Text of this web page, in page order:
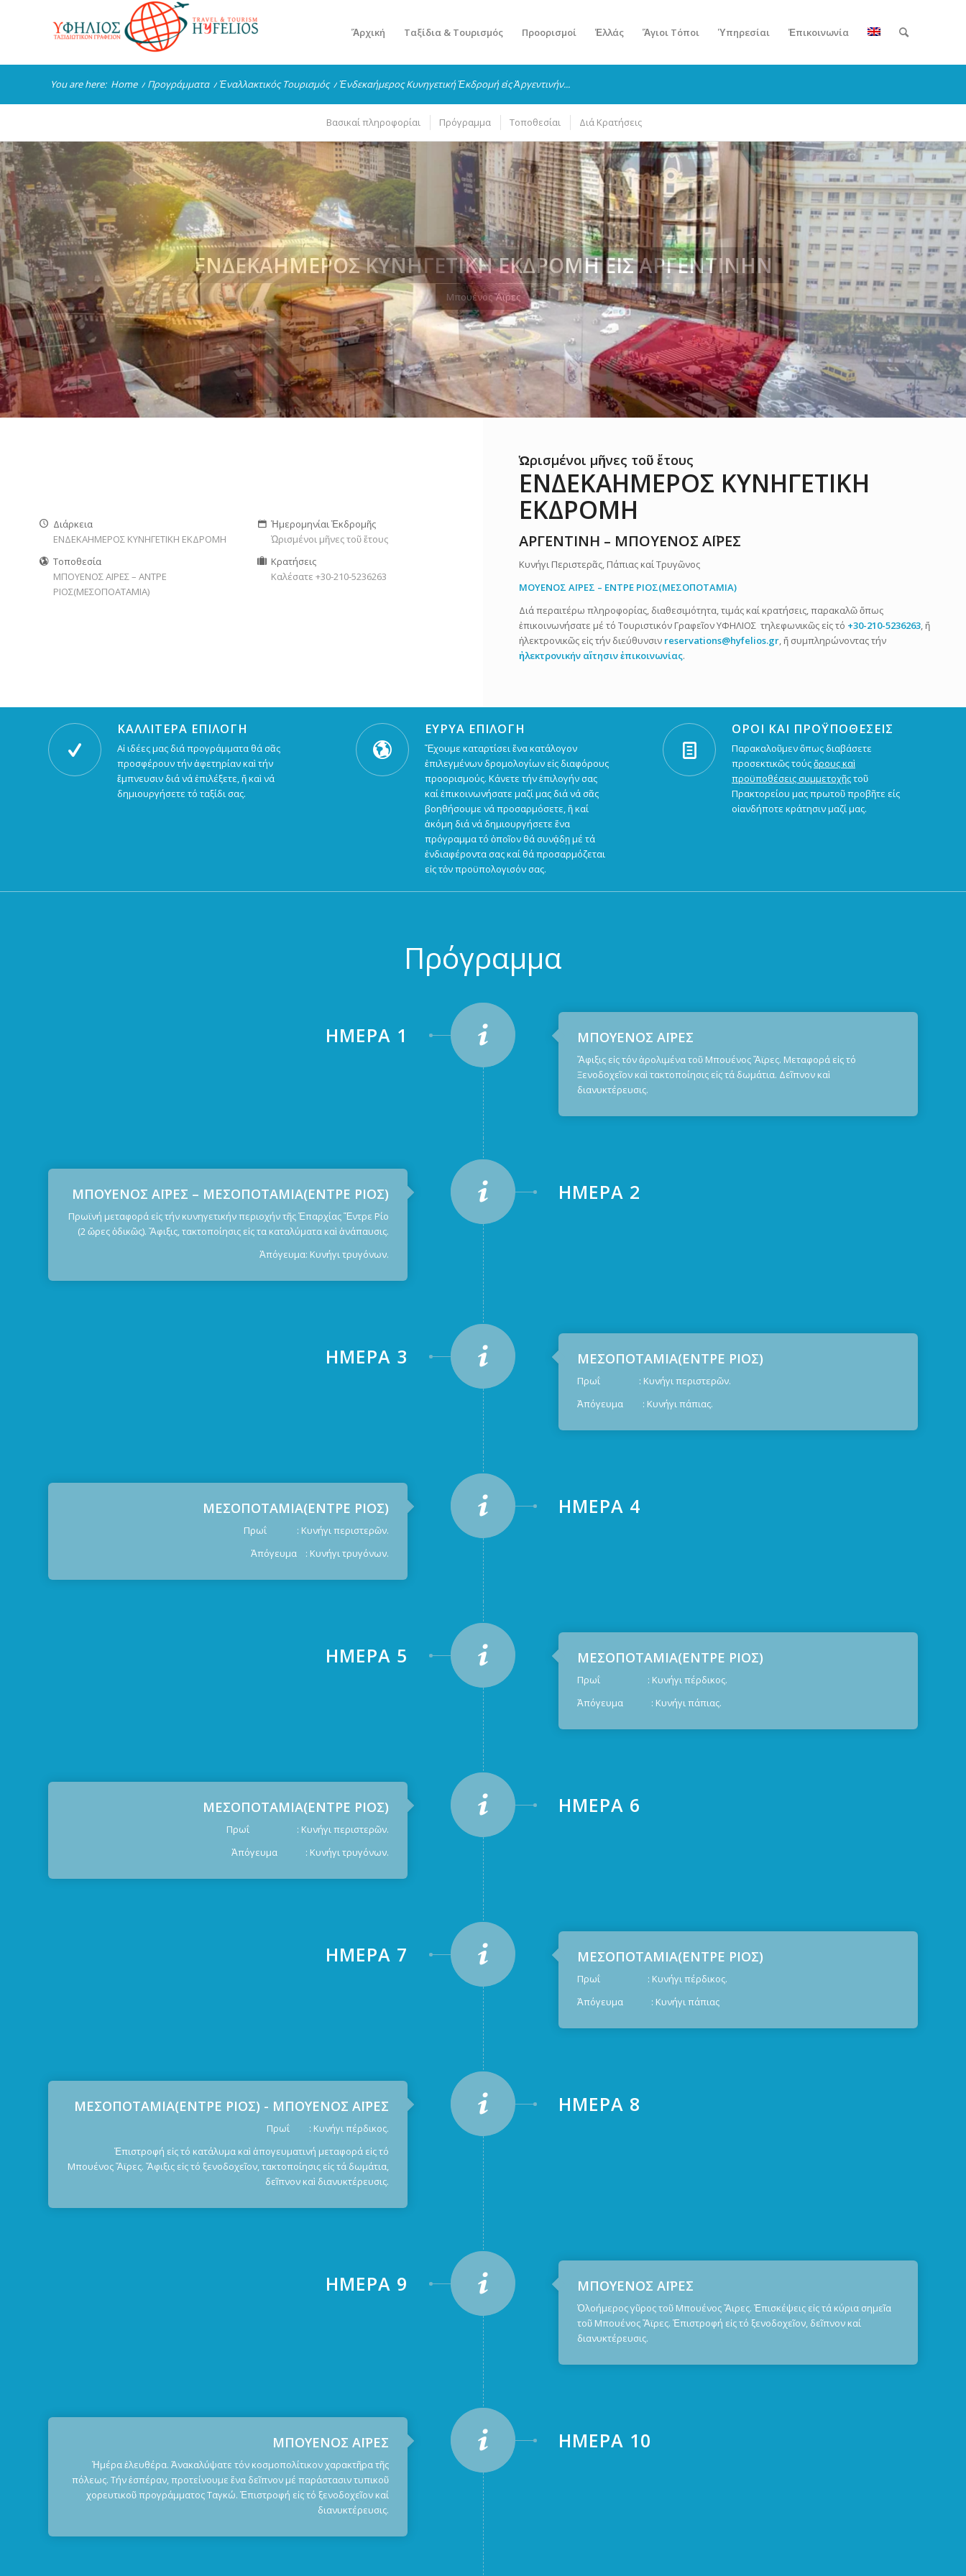
Ἅρχική Ταξίδια & Τουρισμός Προορισμοί Ἑλλάς Ἅγιοι Τόποι Ὑπηρεσίαι Ἐπικοινωνία
You are here: Home / Προγράμματα / Ἐναλλακτικός Τουρισμός / Ἑνδεκαήμερος Κυνηγετική Ἐκδρομή εἰς Ἀργεντινήν...
Βασικαί πληροφορίαι Πρόγραμμα Τοποθεσίαι Διά Κρατήσεις
ἙΝΔΕΚΑΉΜΕΡΟΣ ΚΥΝΗΓΕΤΙΚΉ ἘΚΔΡΟΜΉ ΕἸΣ ἈΡΓΕΝΤΙΝΉΝ
Καταλύμματα
Διάρκεια
ΕΝΔΕΚΑΗΜΕΡΟΣ ΚΥΝΗΓΕΤΙΚΗ ΕΚΔΡΟΜΗ
Τοποθεσία
ΜΠΟΥΕΝΟΣ ΑΪΡΕΣ – ΑΝΤΡΕ
ΡΙΟΣ(ΜΕΣΟΠΟΑΤΑΜΙΑ)
Ἡμερομηνίαι Ἐκδρομῆς
Ὡρισμένοι μῆνες τοῦ ἔτους
Κρατήσεις
Καλέσατε +30-210-5236263
Ὡρισμένοι μῆνες τοῦ ἔτους
ΕΝΔΕΚΑΗΜΕΡΟΣ ΚΥΝΗΓΕΤΙΚΗ
ΕΚΔΡΟΜΗ
ΑΡΓΕΝΤΙΝΗ – ΜΠΟΥΕΝΟΣ ΑΪΡΕΣ
Κυνήγι Περιστερᾶς, Πάπιας καί Τρυγῶνος
ΜΟΥΕΝΟΣ ΑΪΡΕΣ – ΕΝΤΡΕ ΡΙΟΣ(ΜΕΣΟΠΟΤΑΜΙΑ)
Διά περαιτέρω πληροφορίας, διαθεσιμότητα, τιμάς καί κρατήσεις, παρακαλῶ ὅπως
ἐπικοινωνήσατε μέ τό Τουριστικόν Γραφεῖον ΥΦΗΛΙΟΣ τηλεφωνικῶς εἰς τό +30-210-5236263, ἤ
ἠλεκτρονικῶς εἰς τήν διεύθυνσιν reservations@hyfelios.gr, ἤ συμπληρώνοντας τήν
ἠλεκτρονικήν αἵτησιν ἐπικοινωνίας.
ΚΑΛΛΙΤΕΡΑ ΕΠΙΛΟΓΗ
Αἱ ιδέες μας διά προγράμματα θά σᾶς
προσφέρουν τήν ἀφετηρίαν καὶ τήν
ἔμπνευσιν διά νά ἐπιλέξετε, ἤ καὶ νά
δημιουργήσετε τό ταξίδι σας.
ΕΥΡΥΑ ΕΠΙΛΟΓΗ
Ἔχουμε καταρτίσει ἕνα κατάλογον
ἐπιλεγμένων δρομολογίων εἰς διαφόρους
προορισμούς. Κάνετε τήν ἐπιλογήν σας
καί ἐπικοινωνήσατε μαζί μας διά νά σᾶς
βοηθήσουμε νά προσαρμόσετε, ἢ καί
ἀκόμη διά νά δημιουργήσετε ἕνα
πρόγραμμα τό ὁποῖον θά συνᾴδῃ μέ τά
ἐνδιαφέροντα σας καί θά προσαρμόζεται
εἰς τὀν προϋπολογισόν σας.
ΟΡΟΙ ΚΑΙ ΠΡΟΫΠΟΘΕΣΕΙΣ
Παρακαλοῦμεν ὅπως διαβάσετε
προσεκτικῶς τούςὅρους καὶ
προϋποθέσεις συμμετοχῆςτοῦ
Πρακτορείου μας πρωτοῦ προβῆτε είς
οἰανδήποτε κράτησιν μαζί μας.
Πρόγραμμα
ἩΜΈΡΑ 1 ΜΠΟΥΕΝΟΣ ΑΪΡΕΣ
Ἄφιξις εἰς τόν ἀρολιμένα τοῦ Μπουένος Ἄϊρες. Μεταφορά εἰς τό
Ξενοδοχεῖον καὶ τακτοποίησις εἰς τά δωμάτια. Δεῖπνον καὶ
διανυκτέρευσις.
ΜΠΟΥΕΝΟΣ ΑΪΡΕΣ – ΜΕΣΟΠΟΤΑΜΙΑ(ΕΝΤΡΕ ΡΙΟΣ)
Πρωϊνή μεταφορά εἰς τήν κυνηγετικήν περιοχήν τῆς Ἐπαρχίας Ἔντρε Ρίο
(2 ὥρες ὁδικῶς). Ἄφιξις, τακτοποίησις εἰς τα καταλύματα καὶ ἀνάπαυσις.
Ἀπόγευμα: Κυνήγι τρυγόνων.
ἩΜΈΡΑ 2
ἩΜΈΡΑ 3 ΜΕΣΟΠΟΤΑΜΙΑ(ΕΝΤΡΕ ΡΙΟΣ)
Πρωΐ : Κυνήγι περιστερῶν.
Ἀπόγευμα : Κυνήγι πάπιας.
ΜΕΣΟΠΟΤΑΜΙΑ(ΕΝΤΡΕ ΡΙΟΣ)
Πρωΐ : Κυνήγι περιστερῶν.
Ἀπόγευμα : Κυνήγι τρυγόνων.
ἩΜΈΡΑ 4
ἩΜΈΡΑ 5 ΜΕΣΟΠΟΤΑΜΙΑ(ΕΝΤΡΕ ΡΙΟΣ)
Πρωΐ : Κυνήγι πέρδικος.
Ἀπόγευμα : Κυνήγι πάπιας.
ΜΕΣΟΠΟΤΑΜΙΑ(ΕΝΤΡΕ ΡΙΟΣ)
Πρωΐ : Κυνήγι περιστερῶν.
Ἀπόγευμα : Κυνήγι τρυγόνων.
ἩΜΈΡΑ 6
ἩΜΈΡΑ 7 ΜΕΣΟΠΟΤΑΜΙΑ(ΕΝΤΡΕ ΡΙΟΣ)
Πρωΐ : Κυνήγι πέρδικος.
Ἀπόγευμα : Κυνήγι πάπιας
ΜΕΣΟΠΟΤΑΜΙΑ(ΕΝΤΡΕ ΡΙΟΣ) - ΜΠΟΥΕΝΟΣ ΑΪΡΕΣ
Πρωΐ : Κυνήγι πέρδικος.
Ἐπιστροφή εἰς τό κατάλυμα καὶ ἀπογευματινή μεταφορά εἰς τό
Μπουένος Ἄϊρες. Ἄφιξις εἰς τό ξενοδοχεῖον, τακτοποίησις εἰς τά δωμάτια,
δεῖπνον καὶ διανυκτέρευσις.
ἩΜΈΡΑ 8
ἩΜΈΡΑ 9 ΜΠΟΥΕΝΟΣ ΑΪΡΕΣ
Ὁλοήμερος γῦρος τοῦ Μπουένος Ἄιρες. Ἐπισκέψεις εἰς τά κύρια σημεῖα
τοῦ Μπουένος Ἄϊρες. Ἐπιστροφή εἰς τό ξενοδοχεῖον, δεῖπνον καί
διανυκτέρευσις.
ΜΠΟΥΕΝΟΣ ΑΪΡΕΣ
Ἡμέρα ἐλευθέρα. Ἀνακαλύψατε τόν κοσμοπολίτικον χαρακτῆρα τῆς
πόλεως. Τήν ἑσπέραν, προτείνουμε ἕνα δεῖπνον μέ παράστασιν τυπικοῦ
χορευτικοῦ προγράμματος Ταγκώ. Ἐπιστροφή εἰς τό ξενοδοχεῖον καί
διανυκτέρευσις.
ἩΜΈΡΑ 10